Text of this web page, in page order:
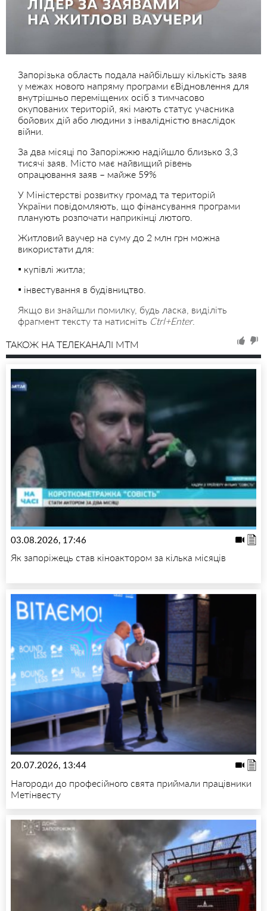
Запорізька область подала найбільшу кількість заяв
у межах нового напряму програми єВідновлення для
внутрішньо переміщених осіб з тимчасово
окупованих територій, які мають статус учасника
бойових дій або людини з інвалідністю внаслідок
війни.
За два місяці по Запоріжжю надійшло близько 3,3
тисячі заяв. Місто має найвищий рівень
опрацювання заяв – майже 59%
У Міністерстві розвитку громад та територій
України повідомляють, що фінансування програми
планують розпочати наприкінці лютого.
Житловий ваучер на суму до 2 млн грн можна
використати для:
▪️ купівлі житла;
▪️ інвестування в будівництво.
Якщо ви знайшли помилку, будь ласка, виділіть
фрагмент тексту та натисніть Ctrl+Enter.
ТАКОЖ НА ТЕЛЕКАНАЛІ MTM
03.08.2026, 17:46
Як запоріжець став кіноактором за кілька місяців
20.07.2026, 13:44
Нагороди до професійного свята приймали працівники
Метінвесту